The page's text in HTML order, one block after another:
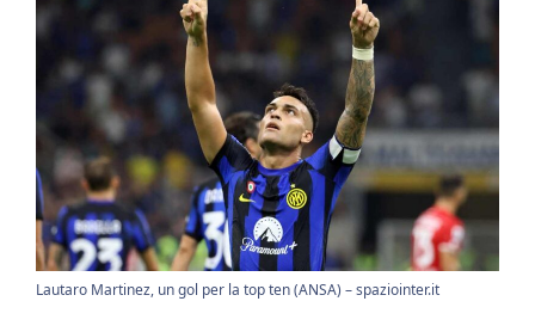
Lautaro Martinez, un gol per la top ten (ANSA) – spaziointer.it